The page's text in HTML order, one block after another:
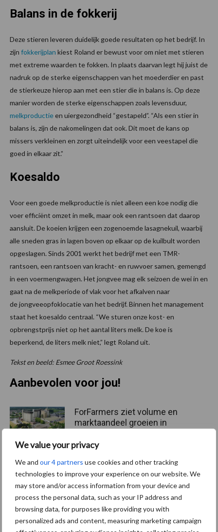
We value your privacy
We and our 4 partners use cookies and other tracking
technologies to improve your experience on our website. We
may store and/or access information from your device and
process the personal data, such as your IP address and
browsing data, for purposes like providing you with
personalized ads and content, measuring marketing campaign
Balans in de fokkerij
Deze stieren leveren duidelijk goede resultaten op het bedrijf. In
zijn fokkerijplan kiest Roland er bewust voor om niet met stieren
met extreme waarden te fokken. In plaats daarvan legt hij juist de
nadruk op de sterke eigenschappen van het moederdier en past
de stierkeuze hierop aan met een stier die in balans is. Op deze
manier worden de sterke eigenschappen zoals levensduur,
melkproductieen uiergezondheid “gestapeld”. “Als een stier in
balans is, zijn de nakomelingen dat ook. Dit moet de kans op
missers verkleinen en zorgt uiteindelijk voor een veestapel die
goed in elkaar zit.”
Koesaldo
Voor een goede melkproductie is niet alleen een koe nodig die
voer efficiënt omzet in melk, maar ook een rantsoen dat daarop
aansluit. De koeien krijgen een zogenoemde lasagnekuil, waarbij
alle sneden gras in lagen boven op elkaar op de kuilbult worden
opgeslagen. Sinds 2001 werkt het bedrijf met een TMR-
rantsoen, een rantsoen van kracht- en ruwvoer samen, gemengd
in een voermengwagen. Het jongvee mag elk seizoen de wei in en
gaat na de melkperiode of vlak voor het afkalven naar
de jongveeopfoklocatie van het bedrijf. Binnen het management
staat het koesaldo centraal. “We sturen onze kost- en
opbrengstprijs niet op het aantal liters melk. De koe is
beperkend, de liters melk niet,” legt Roland uit.
Tekst en beeld: Esmee Groot Roessink
Aanbevolen voor jou!
ForFarmers ziet volume en
marktaandeel groeien in
markt
Tien praktische tips voor
een langere levensduur